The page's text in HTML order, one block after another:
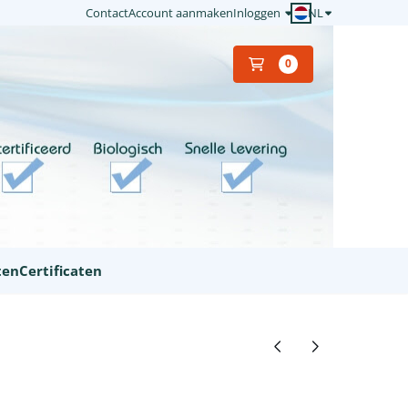
ContactAccount aanmakenInloggen NL
0
Certificaten